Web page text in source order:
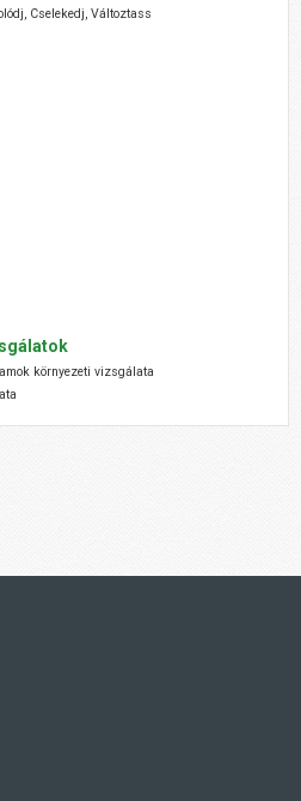
Cselekedj, Változtass
környezeti vizsgálata